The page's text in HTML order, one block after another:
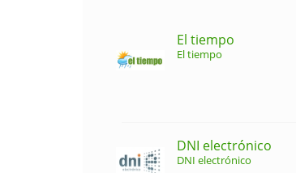
El tiempo
El tiempo
DNI electrónico
DNI electrónico